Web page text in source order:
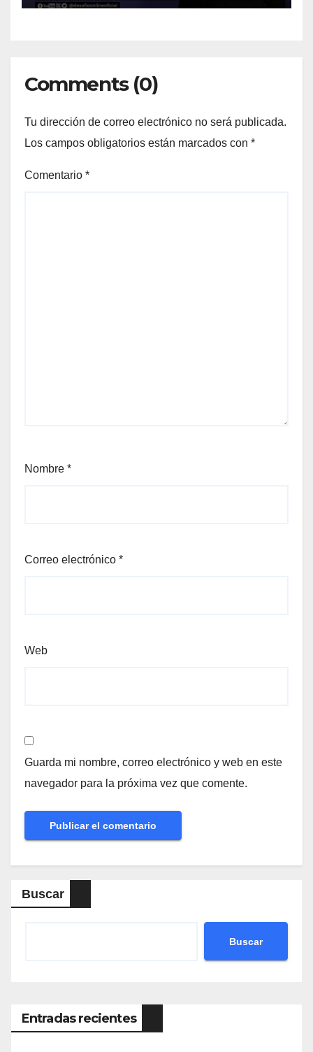
Comments (0)
Tu dirección de correo electrónico no será publicada.
Los campos obligatorios están marcados con *
Comentario *
Nombre *
Correo electrónico *
Web
Guarda mi nombre, correo electrónico y web en este
navegador para la próxima vez que comente.
Buscar
Buscar
Entradas recientes